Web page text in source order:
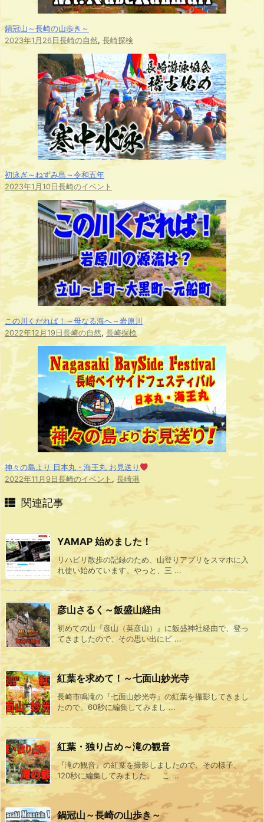
鍋冠山～長崎の山歩き～
2023年1月26日 長崎の自然, 長崎探検
初泳ぎ～ねずみ島～令和五年
2023年1月10日 長崎のイベント
この川くだれば！～母なる海へ～岩原川
2022年12月19日 長崎の自然, 長崎探検
神々の島より 日本丸・海王丸 お見送り
2022年11月9日 長崎のイベント , 長崎港
関連記事
YAMAP 始めました！
リハビリ散歩の記録のため、山登りアプリをスマホに入
れ使い始めています。やっと、三 ...
彦山さるく～飯盛山経由
初めての山『彦山（英彦山）』に飯盛神社経由で、登っ
てきましたので、その思い出にビ ...
紅葉を求めて！～七面山妙光寺
長崎市鳴滝の『七面山妙光寺』の紅葉を撮影してきまし
たので、60秒に編集してみまし ...
紅葉・独り占め～滝の観音
『滝の観音』の紅葉を撮影しましたので、その様子、
120秒に編集してみました。 こ ...
鍋冠山～長崎の山歩き～